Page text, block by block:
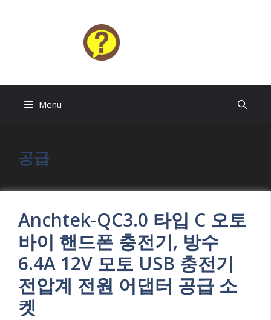
Menu
공급
Anchtek-QC3.0 타입 C 오토
바이 핸드폰 충전기, 방수
6.4A 12V 모토 USB 충전기
전압계 전원 어댑터 공급 소
켓